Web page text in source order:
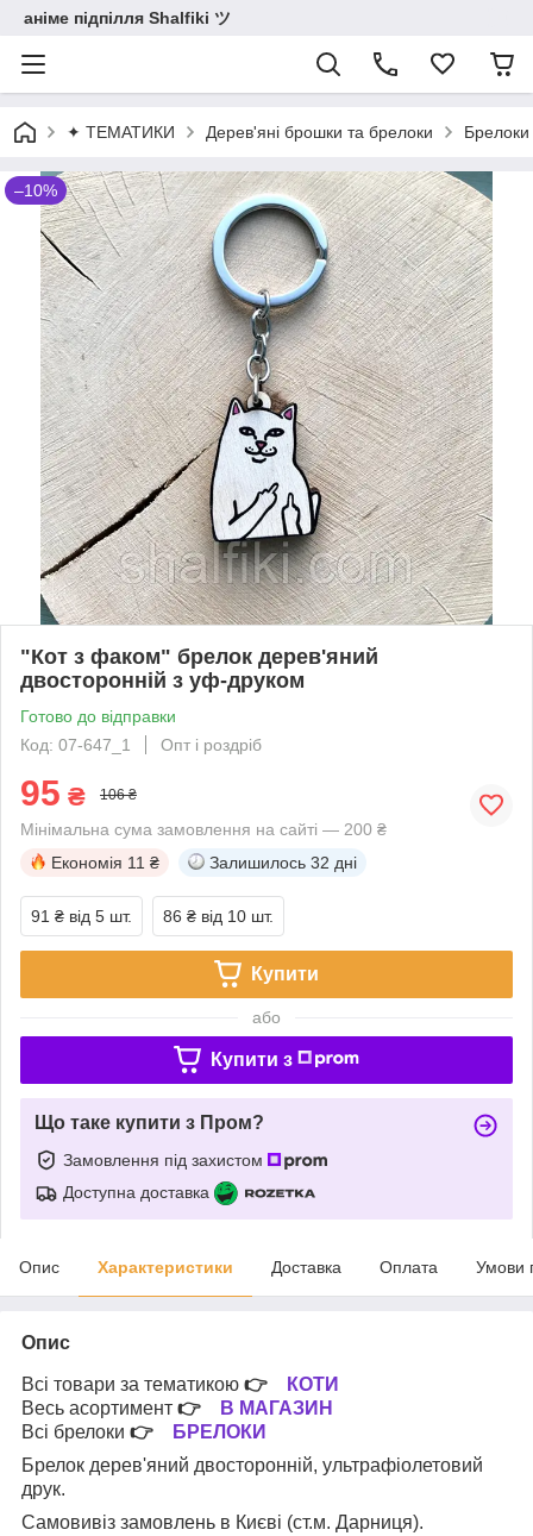
аніме підпілля Shalfiki ツ
✦ ТЕМАТИКИ Дерев'яні брошки та брелоки
–10%
"Кот з факом" брелок дерев'яний
двосторонній з уф-друком
Готово до відправки
Код: 07-647_1
Опт і роздріб
95 ₴ 106 ₴
Мінімальна сума замовлення на сайті — 200 ₴
Економія 11 ₴ Залишилось 32 дні
91 ₴ від 5 шт. 86 ₴ від 10 шт.
Купити
або
Купити з
Що таке купити з Пром?
Замовлення під захистом
Доступна доставка
Опис Характеристики Доставка Оплата Умови
Опис
Всі товари за тематикою 👉
КОТИ
Весь асортимент 👉
В МАГАЗИН
Всі брелоки 👉
БРЕЛОКИ
Брелок дерев'яний двосторонній, ультрафіолетовий
друк.
Самовивіз замовлень в Києві (ст.м. Дарниця).